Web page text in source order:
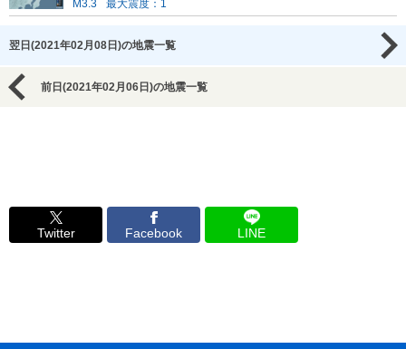
M3.3
最大震度：1
翌日(2021年02月08日)の地震一覧
前日(2021年02月06日)の地震一覧
Twitter Facebook LINE